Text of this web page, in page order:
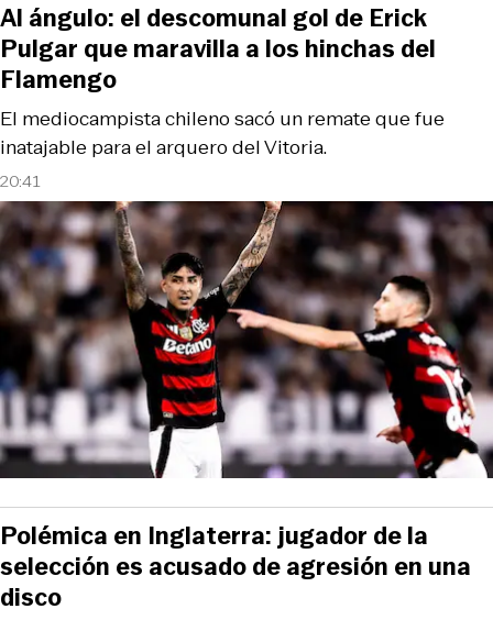
20:41
El mediocampista chileno sacó un remate que fue
inatajable para el arquero del Vitoria.
Al ángulo: el descomunal gol de Erick
Pulgar que maravilla a los hinchas del
Flamengo
Polémica en Inglaterra: jugador de la
selección es acusado de agresión en una
disco